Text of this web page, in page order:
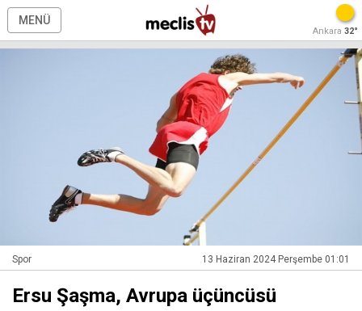
MENÜ
Ankara 32°
Spor 13 Haziran 2024 Perşembe 01:01
Ersu Şaşma, Avrupa üçüncüsü